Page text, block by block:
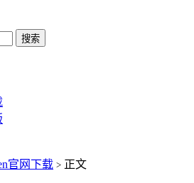
搜索
官网下载 > 正文